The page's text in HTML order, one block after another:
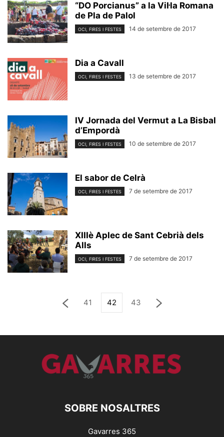
“DO Porcianus” a la Vil·la Romana
de Pla de Palol
OCI, FIRES I FESTES 14 de setembre de 2017
Dia a Cavall
OCI, FIRES I FESTES 13 de setembre de 2017
IV Jornada del Vermut a La Bisbal
d’Empordà
OCI, FIRES I FESTES 10 de setembre de 2017
El sabor de Celrà
OCI, FIRES I FESTES 7 de setembre de 2017
XIIIè Aplec de Sant Cebrià dels
Alls
OCI, FIRES I FESTES 7 de setembre de 2017
41 42 43
SOBRE NOSALTRES
Gavarres 365